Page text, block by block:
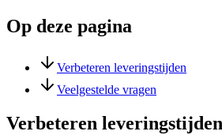
Op deze pagina
Verbeteren leveringstijden
Veelgestelde vragen
Verbeteren leveringstijden